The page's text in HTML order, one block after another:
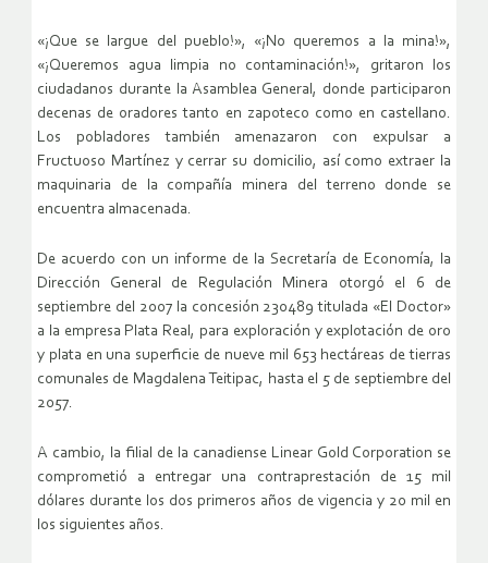
«¡Que se largue del pueblo!», «¡No queremos a la mina!»,
«¡Queremos agua limpia no contaminación!», gritaron los
ciudadanos durante la Asamblea General, donde participaron
decenas de oradores tanto en zapoteco como en castellano.
Los pobladores también amenazaron con expulsar a
Fructuoso Martínez y cerrar su domicilio, así como extraer la
maquinaria de la compañía minera del terreno donde se
encuentra almacenada.
De acuerdo con un informe de la Secretaría de Economía, la
Dirección General de Regulación Minera otorgó el 6 de
septiembre del 2007 la concesión 230489 titulada «El Doctor»
a la empresa Plata Real, para exploración y explotación de oro
y plata en una superficie de nueve mil 653 hectáreas de tierras
comunales de Magdalena Teitipac, hasta el 5 de septiembre del
2057.
A cambio, la filial de la canadiense Linear Gold Corporation se
comprometió a entregar una contraprestación de 15 mil
dólares durante los dos primeros años de vigencia y 20 mil en
los siguientes años.